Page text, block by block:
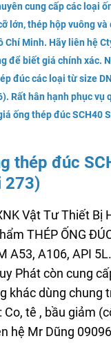
cung cấp các loại
lớn, thép hộp vuông
Chí Minh. Hãy liên hệ
để biết giá chính xác.
đúccác loại từ size
Rất hân hạnh phục vụ
ống thép đúc SCH40
thép đúc
273)
Vật Tư Thiết Bị
THÉP ỐNG
A53, A106, API
Phát còn cung
khác dùng chung
tê , bầu giảm
hệ Mr Dũng